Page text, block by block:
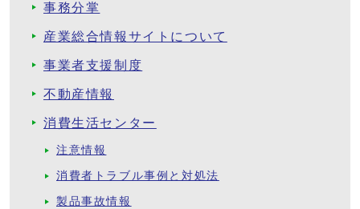
事務分掌
産業総合情報サイトについて
事業者支援制度
不動産情報
消費生活センター
注意情報
消費者トラブル事例と対処法
製品事故情報